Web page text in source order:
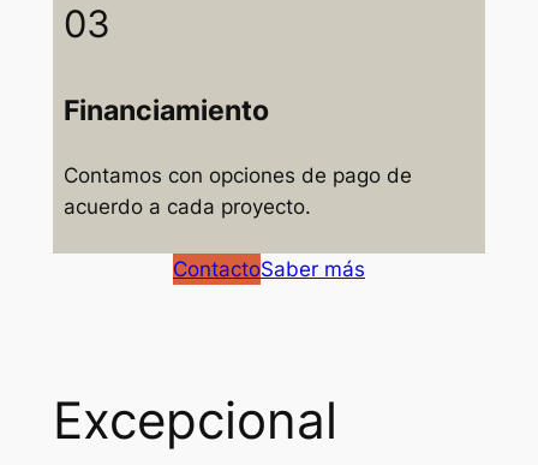
03
Financiamiento
Contamos con opciones de pago de
acuerdo a cada proyecto.
ContactoSaber más
Excepcional